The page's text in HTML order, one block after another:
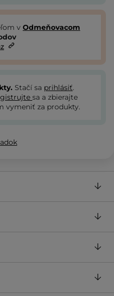
v Odmeňovacom
Stačí sa prihlásiť.
sa a zbierajte
vymeniť za produkty.